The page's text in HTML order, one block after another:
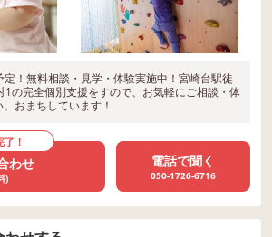
！無料相談・見学・体験実施中！宮崎台駅徒
1の完全個別支援をすので、お気軽にご相談・体
おまちしています！
了！
わせ
)
電話で聞く
050-1726-6716